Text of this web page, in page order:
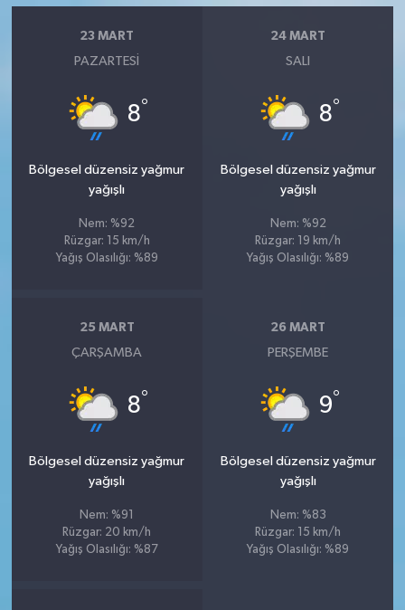
23 MART
PAZARTESI
8°
Bölgesel düzensiz yağmur
yağışlı
Nem: %92
Rüzgar: 15 km/h
Yağış Olasılığı: %89
24 MART
SALI
8°
Bölgesel düzensiz yağmur
yağışlı
Nem: %92
Rüzgar: 19 km/h
Yağış Olasılığı: %89
25 MART
ÇARŞAMBA
8°
Bölgesel düzensiz yağmur
yağışlı
Nem: %91
Rüzgar: 20 km/h
Yağış Olasılığı: %87
26 MART
PERŞEMBE
9°
Bölgesel düzensiz yağmur
yağışlı
Nem: %83
Rüzgar: 15 km/h
Yağış Olasılığı: %89